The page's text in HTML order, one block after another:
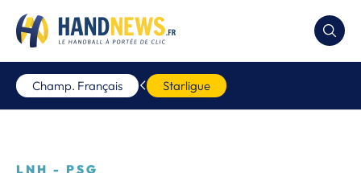
Champ. Français Starligue
LNH - PSG